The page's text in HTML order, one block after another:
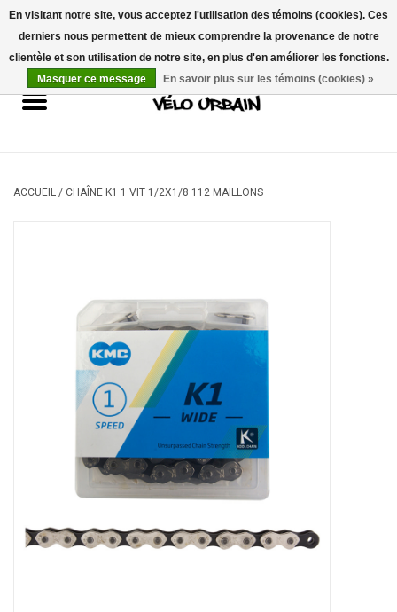
USD/CAD 0 Articles - 0,00$CA
Vélos neufs
Mécanique
Composantes
ACCUEIL / CHAÎNE K1 1 VIT 1/2X1/8 112 MAILLONS
En visitant notre site, vous acceptez l'utilisation des témoins (cookies). Ces
derniers nous permettent de mieux comprendre la provenance de notre
clientèle et son utilisation de notre site, en plus d'en améliorer les fonctions.
Masquer ce message
En savoir plus sur les témoins (cookies) »